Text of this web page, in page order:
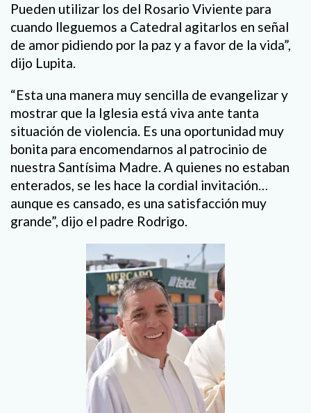
Pueden utilizar los del Rosario Viviente para
cuando lleguemos a Catedral agitarlos en señal
de amor pidiendo por la paz y a favor de la vida”,
dijo Lupita.
“Esta una manera muy sencilla de evangelizar y
mostrar que la Iglesia está viva ante tanta
situación de violencia. Es una oportunidad muy
bonita para encomendarnos al patrocinio de
nuestra Santísima Madre. A quienes no estaban
enterados, se les hace la cordial invitación…
aunque es cansado, es una satisfacción muy
grande”, dijo el padre Rodrigo.